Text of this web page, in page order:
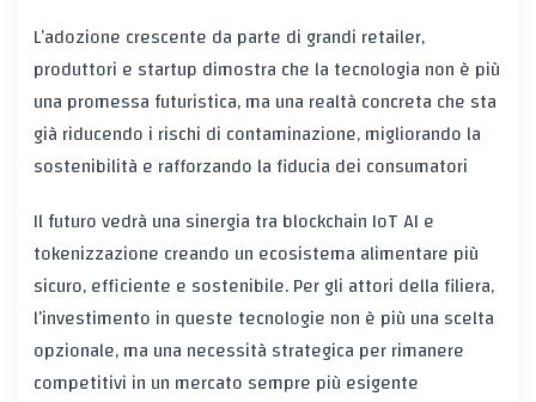
L’adozione crescente da parte di grandi retailer,
produttori e startup dimostra che la tecnologia non è più
una promessa futuristica, ma una realtà concreta che sta
già riducendo i rischi di contaminazione, migliorando la
sostenibilità e rafforzando la fiducia dei consumatori
Il futuro vedrà una sinergia tra blockchain IoTAI e
tokenizzazione creando un ecosistema alimentare più
sicuro, efficiente e sostenibile. Per gli attori della filiera,
l’investimento in queste tecnologie non è più una scelta
opzionale, ma una necessità strategica per rimanere
competitivi in un mercato sempre più esigente